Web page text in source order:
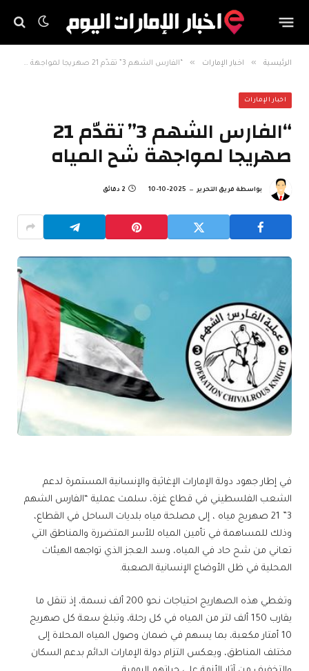
الرئيسية » اخبار الإمارات » “الفارس الشهم 3” تقدّم 21 صهريجا لمواجهة شح المياه
اخبار الإمارات
“الفارس الشهم 3” تقدّم 21
صهريجا لمواجهة شح المياه
بواسطة فريق التحرير 2025-10-10 2 دقائق
في إطار جهود دولة الإمارات الإغاثية والإنسانية المستمرة لدعم
الشعب الفلسطيني في قطاع غزة، سلمت عملية “الفارس الشهم
3” 21 صهريج مياه ، إلى مصلحة مياه بلديات الساحل في القطاع،
وذلك للمساهمة في تأمين المياه للأسر المتضررة والمناطق التي
تعاني من شح حاد في المياه، وسد العجز الذي تواجهه الهيئات
المحلية في ظل الأوضاع الإنسانية الصعبة.
وتغطي هذه الصهاريج احتياجات نحو 200 ألف نسمة، إذ تنقل ما
يقارب 150 ألف لتر من المياه في كل رحلة، وتبلغ سعة كل صهريج
10 أمتار مكعبة، بما يسهم في ضمان وصول المياه المحلاة إلى
مختلف المناطق، ويعكس التزام دولة الإمارات الدائم بدعم السكان